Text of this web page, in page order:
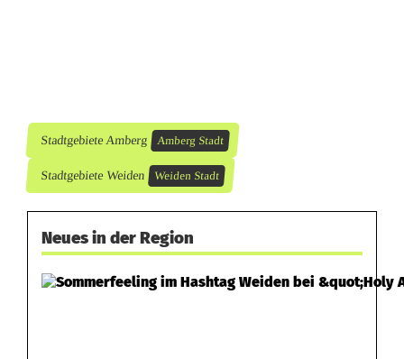
Stadtgebiete Amberg Amberg Stadt
Stadtgebiete Weiden Weiden Stadt
Neues in der Region